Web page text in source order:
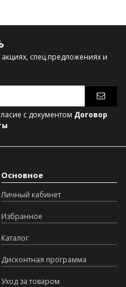
спец.предложениях и
с документом Договор
Основное
Личный кабинет
Избранное
Каталог
Дисконтная программа
Уход за товаром